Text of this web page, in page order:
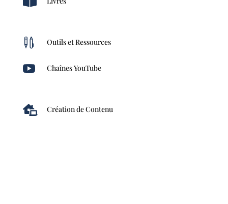
 Outils et Ressources
 Chaînes YouTube
 Création de Contenu